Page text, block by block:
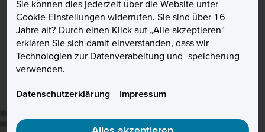
Sie können dies jederzeit über die Website unter
Cookie-Einstellungen widerrufen. Sie sind über 16
Jahre alt? Durch einen Klick auf „Alle akzeptieren“
erklären Sie sich damit einverstanden, dass wir
Technologien zur Datenverabeitung und -speicherung
verwenden.
Datenschutzerklärung Impressum
Kunde werden
Aktion
Preise & Zinsen
Über uns
Presse
B2B
❙gekennzeichnete Kurse sind Realtime-Indikationen.